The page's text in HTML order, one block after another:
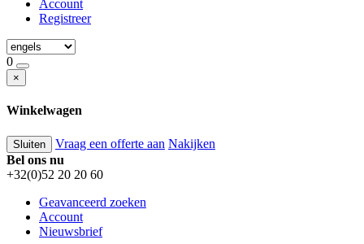
Account
Registreer
0
×
Winkelwagen
Sluiten Vraag een offerte aan Nakijken
Bel ons nu
+32(0)52 20 20 60
Geavanceerd zoeken
Account
Nieuwsbrief